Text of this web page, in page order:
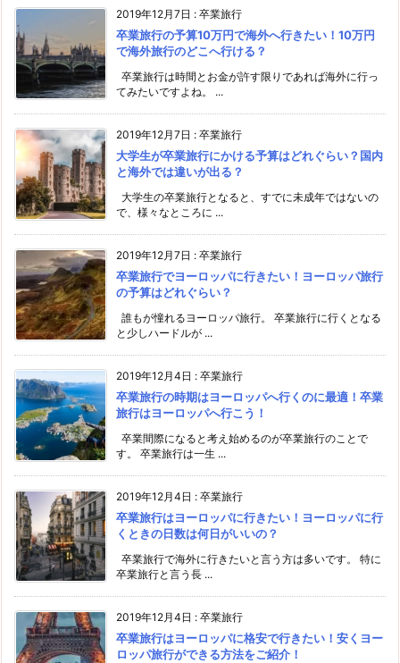
2019年12月7日 : 卒業旅行
卒業旅行の予算10万円で海外へ行きたい！10万円
で海外旅行のどこへ行ける？
卒業旅行は時間とお金が許す限りであれば海外に行っ
てみたいですよね。 ...
2019年12月7日 : 卒業旅行
大学生が卒業旅行にかける予算はどれぐらい？国内
と海外では違いが出る？
大学生の卒業旅行となると、すでに未成年ではないの
で、様々なところに ...
2019年12月7日 : 卒業旅行
卒業旅行でヨーロッパに行きたい！ヨーロッパ旅行
の予算はどれぐらい？
誰もが憧れるヨーロッパ旅行。 卒業旅行に行くとなる
と少しハードルが ...
2019年12月4日 : 卒業旅行
卒業旅行の時期はヨーロッパへ行くのに最適！卒業
旅行はヨーロッパへ行こう！
卒業間際になると考え始めるのが卒業旅行のことで
す。 卒業旅行は一生 ...
2019年12月4日 : 卒業旅行
卒業旅行はヨーロッパに行きたい！ヨーロッパに行
くときの日数は何日がいいの？
卒業旅行で海外に行きたいと言う方は多いです。 特に
卒業旅行と言う長 ...
2019年12月4日 : 卒業旅行
卒業旅行はヨーロッパに格安で行きたい！安くヨー
ロッパ旅行ができる方法をご紹介！